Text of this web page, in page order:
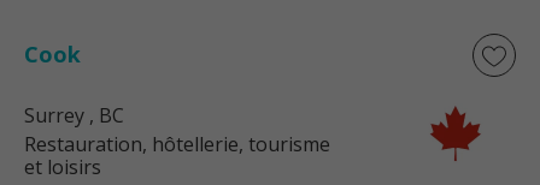
Cook
Surrey , BC
Restauration, hôtellerie, tourisme
et loisirs